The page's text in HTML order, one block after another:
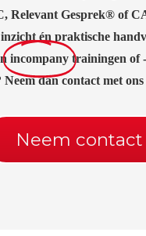
Relevant Gesprek® of
én praktische
incompany trainingen of
Neem dan contact met
Neem contact